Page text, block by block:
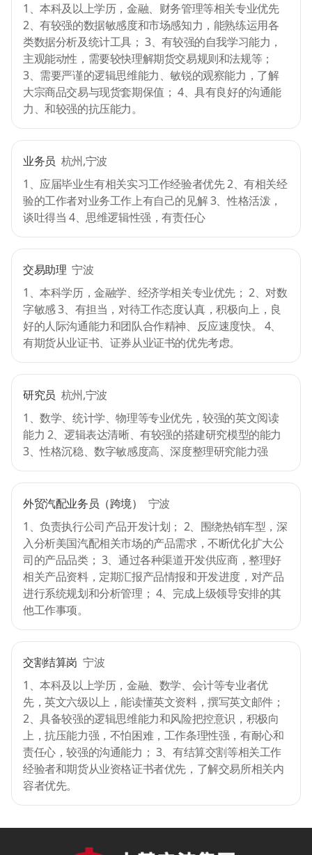
1、本科及以上学历，金融、财务管理等相关专业优先
2、有较强的数据敏感度和市场感知力，能熟练运用各
类数据分析及统计工具； 3、有较强的自我学习能力，
主观能动性，需要较快理解期货交易规则和法规等；
3、需要严谨的逻辑思维能力、敏锐的观察能力，了解
大宗商品交易与现货套期保值； 4、具有良好的沟通能
力、和较强的抗压能力。
业务员 杭州,宁波
1、应届毕业生有相关实习工作经验者优先 2、有相关经
验的工作者对业务工作上有自己的见解 3、性格活泼，
谈吐得当 4、思维逻辑性强，有责任心
交易助理 宁波
1、本科学历，金融学、经济学相关专业优先； 2、对数
字敏感 3、有担当，对待工作态度认真，积极向上，良
好的人际沟通能力和团队合作精神、反应速度快。 4、
有期货从业证书、证券从业证书的优先考虑。
研究员 杭州,宁波
1、数学、统计学、物理等专业优先，较强的英文阅读
能力 2、逻辑表达清晰、有较强的搭建研究模型的能力
3、性格沉稳、数字敏感度高、深度整理研究能力强
外贸汽配业务员（跨境）
宁波
1、负责执行公司产品开发计划； 2、围绕热销车型，深
入分析美国汽配相关市场的产品需求，不断优化扩大公
司的产品品类； 3、通过各种渠道开发供应商，整理好
相关产品资料，定期汇报产品情报和开发进度，对产品
进行系统规划和分析管理； 4、完成上级领导安排的其
他工作事项。
交割结算岗 宁波
1、本科及以上学历，金融、数学、会计等专业者优
先，英文六级以上，能读懂英文资料，撰写英文邮件；
2、具备较强的逻辑思维能力和风险把控意识，积极向
上，抗压能力强，不怕困难，工作条理性强，有耐心和
责任心，较强的沟通能力； 3、有结算交割等相关工作
经验者和期货从业资格证书者优先，了解交易所相关内
容者优先。